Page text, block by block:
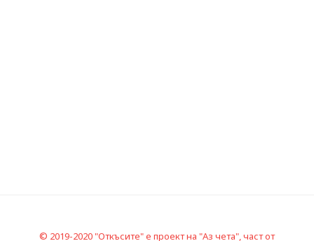
© 2019-2020 "Откъсите" е проект на "Аз чета", част от